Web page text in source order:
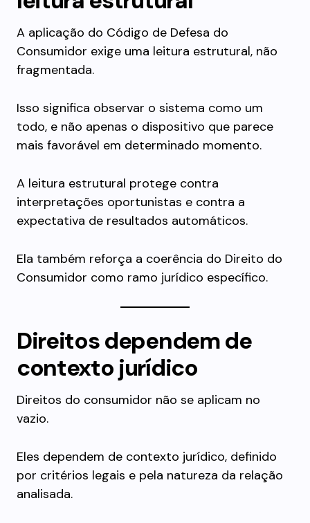
A aplicação do Código de Defesa do
Consumidor exige uma leitura estrutural, não
fragmentada.
Isso significa observar o sistema como um
todo, e não apenas o dispositivo que parece
mais favorável em determinado momento.
A leitura estrutural protege contra
interpretações oportunistas e contra a
expectativa de resultados automáticos.
Ela também reforça a coerência do Direito do
Consumidor como ramo jurídico específico.
Direitos dependem de
contexto jurídico
Direitos do consumidor não se aplicam no
vazio.
Eles dependem de contexto jurídico, definido
por critérios legais e pela natureza da relação
analisada.